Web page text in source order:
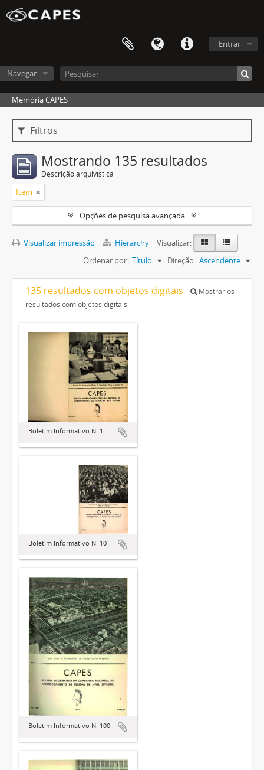
Entrar
Navegar
Memória CAPES
Filtros
Mostrando 135 resultados
Descrição arquivística
Item
Opções de pesquisa avançada
Visualizar impressão Hierarchy
Visualizar:
Ordenar por: Título Direção: Ascendente
135 resultados com objetos digitais
Mostrar os
resultados com objetos digitais
Boletim Informativo N. 1
Boletim Informativo N. 10
Boletim Informativo N. 100